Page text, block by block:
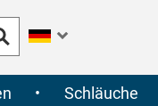
• Schläuche